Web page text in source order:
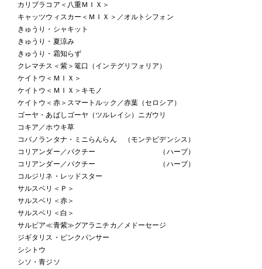
カリブラコア＜八重ＭＩＸ＞
キャッツウィスカー＜ＭＩＸ＞／オルトシフォン
きゅうり・シャキット
きゅうり・夏涼み
きゅうり・霜知らず
クレマチス＜紫＞篭口（インテグリフォリア）
ケイトウ＜ＭＩＸ＞
ケイトウ＜ＭＩＸ＞キモノ
ケイトウ＜赤＞スマートルック／赤葉（セロシア）
ゴーヤ・あばしゴーヤ（ツルレイシ）ニガウリ
コキア／ホウキ草
コバノランタナ・ミニらんらん （モンテビデンシス）
コリアンダー／パクチー （ハーブ）
コリアンダー／パクチー （ハーブ）
コルジリネ・レッドスター
サルスベリ＜Ｐ＞
サルスベリ＜赤＞
サルスベリ＜白＞
サルビア≪青紫≫グアラニチカ／メドーセージ
ジギタリス・ピンクパンサー
シシトウ
シソ・青ジソ